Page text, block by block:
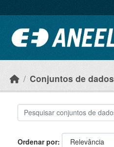
Conjuntos de dados
Ordenar por